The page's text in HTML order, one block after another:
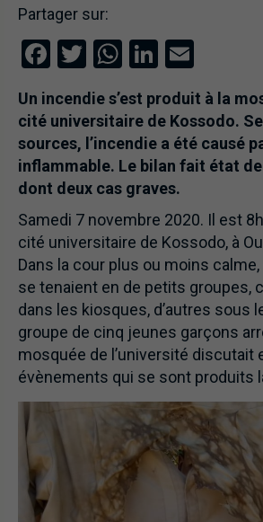
Partager sur:
Facebook
Twitter
WhatsApp
LinkedIn
Un incendie s’est produit à la
cité universitaire de Kossodo.
sources, l’incendie a été causé
inflammable. Le bilan fait état
dont deux cas graves.
Samedi 7 novembre 2020. Il est
cité universitaire de Kossodo, à
Dans la cour plus ou moins
se tenaient en de petits groupes,
dans les kiosques, d’autres sous
groupe de cinq jeunes garçons
mosquée de l’université discutait
évènements qui se sont produits